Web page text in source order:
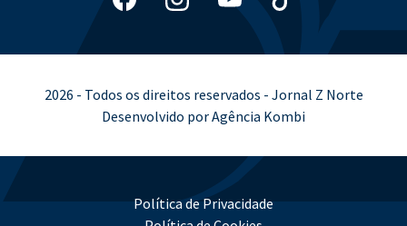
2026 - Todos os direitos reservados - Jornal Z Norte
Desenvolvido por Agência Kombi
Política de Privacidade